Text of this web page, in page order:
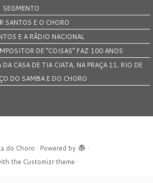
SEGMENTO
SANTOS E O CHORO
E A RÁDIO NACIONAL
DE “COISAS” FAZ 100 ANOS
CASA DE TIA CIATA, NA PRAÇA 11, RIO DE
DO SAMBA E DO CHORO
do Choro · Powered by
·
the Customizr theme ·